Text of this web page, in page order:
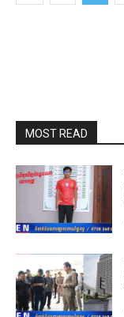
MOST READ